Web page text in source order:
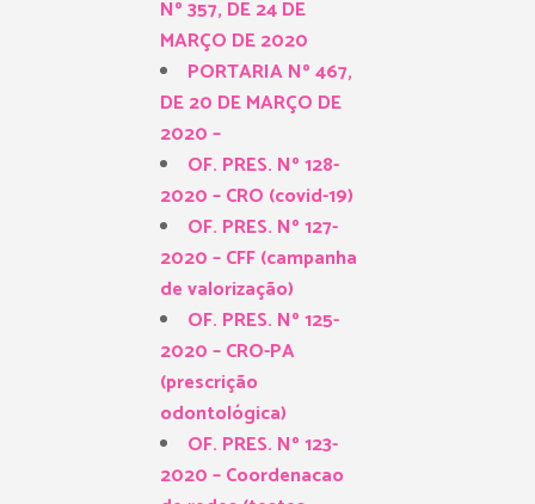
Nº 357, DE 24 DE
MARÇO DE 2020
PORTARIA Nº 467,
DE 20 DE MARÇO DE
2020 –
OF. PRES. Nº 128-
2020 – CRO (covid-19)
OF. PRES. Nº 127-
2020 – CFF (campanha
de valorização)
OF. PRES. Nº 125-
2020 – CRO-PA
(prescrição
odontológica)
OF. PRES. Nº 123-
2020 – Coordenacao